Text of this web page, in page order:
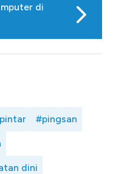
di
#pingsan
dini